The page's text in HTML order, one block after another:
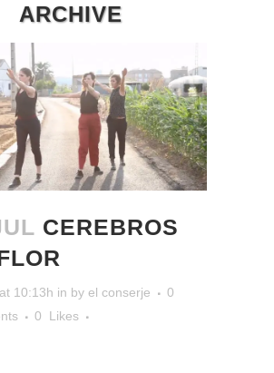
ARCHIVE
CEREBROS
10:13h in by el conserje
0
0
Likes